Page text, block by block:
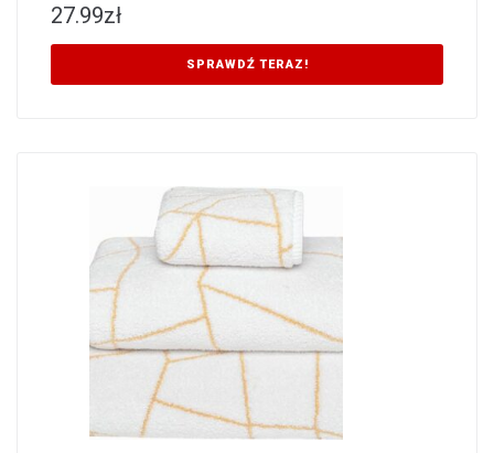
27.99zł
SPRAWDŹ TERAZ!